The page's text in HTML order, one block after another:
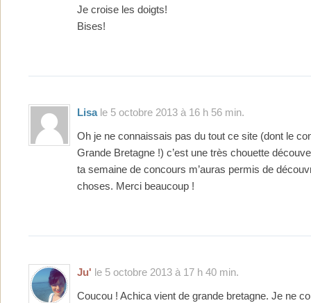
Je croise les doigts!
Bises!
Lisale 5 octobre 2013 à 16 h 56 min.
Oh je ne connaissais pas du tout ce site (dont le
Grande Bretagne !) c’est une très chouette
ta semaine de concours m’auras permis de
choses. Merci beaucoup !
Ju' le 5 octobre 2013 à 17 h 40 min.
Coucou ! Achica vient de grande bretagne. Je ne